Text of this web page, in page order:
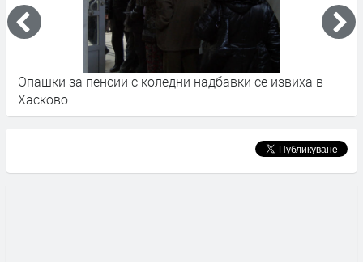
Опашки за пенсии с коледни надбавки се извиха в
Хасково